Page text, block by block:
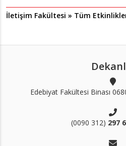
İletişim Fakültesi » Tüm
Edebiyat Fakültesi Binası
(0090 312) 297